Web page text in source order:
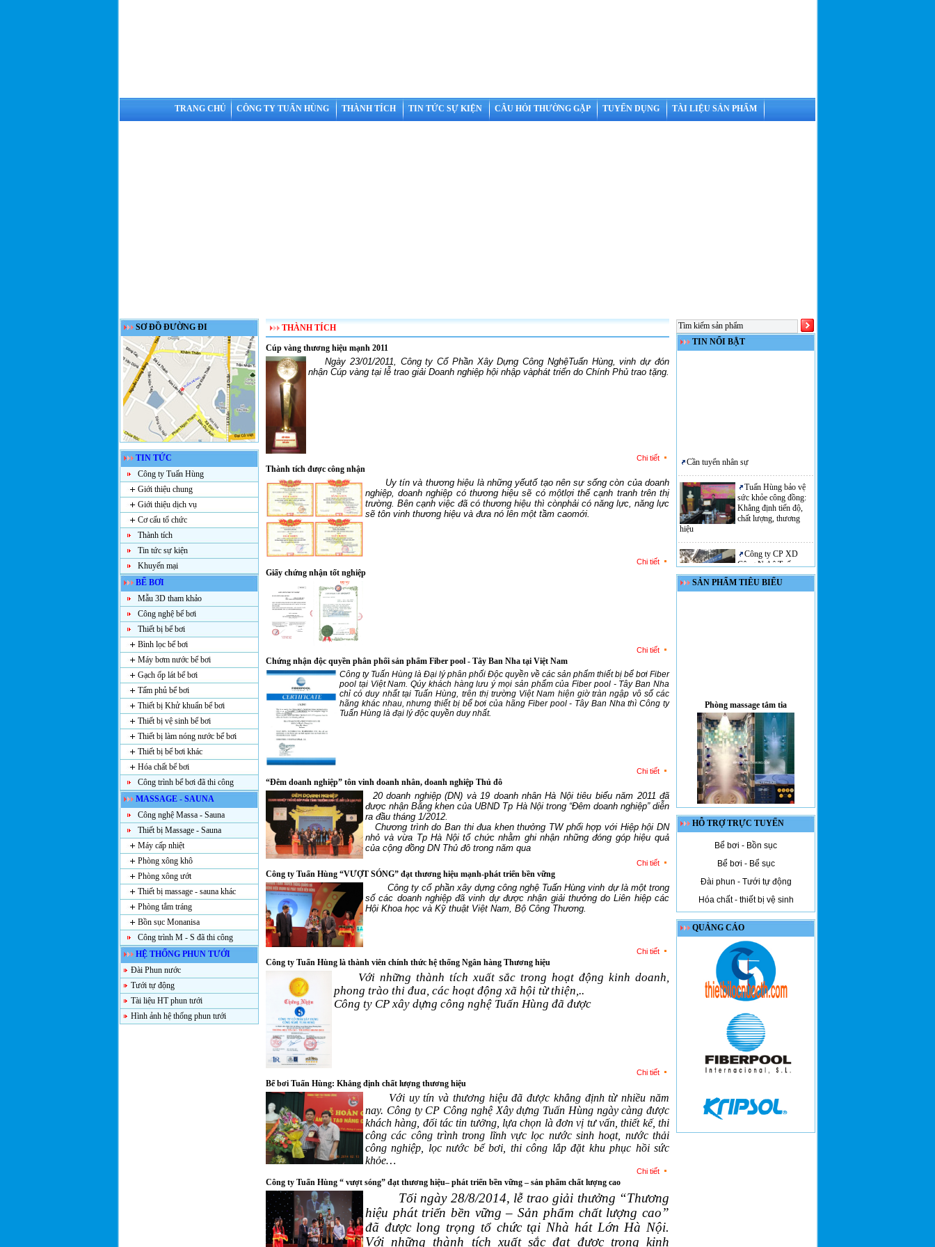
TRANG CHỦ CÔNG TY TUẤN HÙNG THÀNH TÍCH TIN TỨC SỰ KIỆN CÂU HỎI THƯỜNG GẶP TUYỂN DỤNG TÀI LIỆU SẢN PHẨM
SƠ ĐỒ ĐƯỜNG ĐI
TIN TỨC
Công ty Tuấn Hùng
Giới thiệu chung
Giới thiệu dịch vụ
Cơ cấu tổ chức
Thành tích
Tin tức sự kiện
Khuyến mại
BỂ BƠI
Mẫu 3D tham khảo
Công nghệ bể bơi
Thiết bị bể bơi
Bình lọc bể bơi
Máy bơm nước bể bơi
Gạch ốp lát bể bơi
Tấm phủ bể bơi
Thiết bị Khử khuẩn bể bơi
Thiết bị vệ sinh bể bơi
Thiết bị làm nóng nước bể bơi
Thiết bị bể bơi khác
Hóa chất bể bơi
Công trình bể bơi đã thi công
MASSAGE - SAUNA
Công nghệ Massa - Sauna
Thiết bị Massage - Sauna
Máy cấp nhiệt
Phòng xông khô
Phòng xông ướt
Thiết bị massage - sauna khác
Phòng tắm tráng
Bồn sục Monanisa
Công trình M - S đã thi công
HỆ THỐNG PHUN TƯỚI
Đài Phun nước
Tưới tự động
Tài liệu HT phun tưới
Hình ảnh hệ thống phun tưới
THÀNH TÍCH
Cúp vàng thương hiệu mạnh 2011
Ngày 23/01/2011, Công ty Cổ Phần Xây Dựng Công NghệTuấn Hùng, vinh dự đón
nhận Cúp vàng tại lễ trao giải Doanh nghiệp hội nhập vàphát triển do Chính Phủ trao tặng.
Chi tiết
Thành tích được công nhận
Uy tín và thương hiệu là những yếutố tạo nên sự sống còn của doanh
nghiệp, doanh nghiệp có thương hiệu sẽ có mộtlợi thế cạnh tranh trên thị
trường. Bên cạnh việc đã có thương hiệu thì cònphải có năng lực, năng lực
sẽ tôn vinh thương hiệu và đưa nó lên một tầm caomới.
Chi tiết
Giấy chứng nhận tốt nghiệp
Chi tiết
Chứng nhận độc quyền phân phối sản phẩm Fiber pool - Tây Ban Nha tại Việt Nam
Công ty Tuấn Hùng là Đại lý phân phối Độc quyền về các sản phẩm thiết bị bể bơi Fiber
pool tại Việt Nam. Qúy khách hàng lưu ý mọi sản phẩm của Fiber pool - Tây Ban Nha
chỉ có duy nhất tại Tuấn Hùng, trên thị trường Việt Nam hiện giờ tràn ngập vô số các
hãng khác nhau, nhưng thiết bị bể bơi của hãng Fiber pool - Tây Ban Nha thì Công ty
Tuấn Hùng là đại lý độc quyền duy nhất.
Chi tiết
“Đêm doanh nghiệp” tôn vinh doanh nhân, doanh nghiệp Thủ đô
20 doanh nghiệp (DN) và 19 doanh nhân Hà Nội tiêu biểu năm 2011 đã
được nhận Bằng khen của UBND Tp Hà Nội trong “Đêm doanh nghiệp” diễn
ra đầu tháng 1/2012.
Chương trình do Ban thi đua khen thưởng TW phối hợp với Hiệp hội DN
nhỏ và vừa Tp Hà Nội tổ chức nhằm ghi nhận những đóng góp hiệu quả
của cộng đồng DN Thủ đô trong năm qua
Chi tiết
Công ty Tuấn Hùng “VƯỢT SÓNG” đạt thương hiệu mạnh-phát triển bền vững
Công ty cổ phần xây dựng công nghệ Tuấn Hùng vinh dự là một trong
số các doanh nghiệp đã vinh dự được nhận giải thưởng do Liên hiệp các
Hội Khoa học và Kỹ thuật Việt Nam, Bộ Công Thương.
Chi tiết
Công ty Tuấn Hùng là thành viên chính thức hệ thống Ngân hàng Thương hiệu
Với những thành tích xuất sắc trong hoạt động kinh doanh,
phong trào thi đua, các hoạt động xã hội từ thiện,..
Công ty CP xây dựng công nghệ Tuấn Hùng đã được
Chi tiết
Bể bơi Tuấn Hùng: Khẳng định chất lượng thương hiệu
Với uy tín và thương hiệu đã được khẳng định từ nhiều năm
nay. Công ty CP Công nghệ Xây dựng Tuấn Hùng ngày càng được
khách hàng, đối tác tin tưởng, lựa chọn là đơn vị tư vấn, thiết kế,thi
công các công trình trong lĩnh vực lọc nước sinh hoạt, nước thải
công nghiệp, lọc nước bể bơi, thi công lắp đặt khu phục hồi sức
khỏe…
Chi tiết
Công ty Tuấn Hùng “ vượt sóng” đạt thương hiệu– phát triển bền vững – sản phẩm chất lượng cao
Tối ngày 28/8/2014, lễ trao giải thưởng “Thương
hiệu phát triển bền vững – Sản phẩm chất lượng cao”
đã được long trọng tổ chức tại Nhà hát Lớn Hà Nội.
Với những thành tích xuất sắc đạt được trong kinh
TIN NỔI BẬT
sức khỏe công đồng:
Khẳng định tiến độ,
chất lượng, thương
hiệu
Công Nghệ Tuấn
Hùng cải tạo, nâng
cấp bể bơi Bến Bình -
Hải Phòng
chương
Bạn lên bơi ở đâu
trong mùa hè này?
SẢN PHẨM TIÊU BIỂU
Bể bơi trẻ em công viên nước Hòn
Dấu Hải Phòng
M-2057
M-8256
HỖ TRỢ TRỰC TUYẾN
Bể bơi - Bồn sục
Bể bơi - Bể sục
Đài phun - Tưới tự động
Hóa chất - thiết bị vệ sinh
QUẢNG CÁO